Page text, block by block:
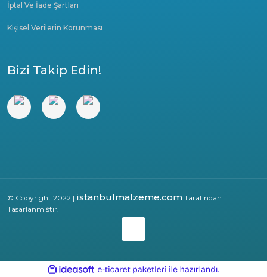
İptal Ve İade Şartları
Kişisel Verilerin Korunması
Bizi Takip Edin!
© Copyright 2022 | istanbulmalzeme.com Tarafından
Tasarlanmıştır.
ideasoft
e-